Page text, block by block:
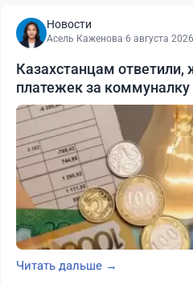
Новости
Асель Каженова·6 августа
Казахстанцам ответили,
платежек за
Читать дальше →